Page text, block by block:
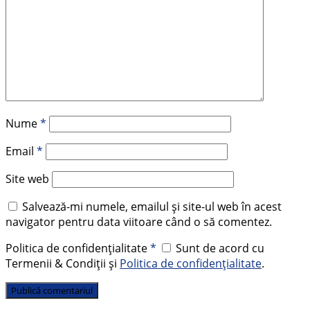
Nume*
Email *
Site web
Salvează-mi numele, emailul și site-ul web în acest
navigator pentru data viitoare când o să comentez.
Politica de confidențialitate*
Sunt de acord cu
Termenii & Condiții și Politica de confidențialitate.